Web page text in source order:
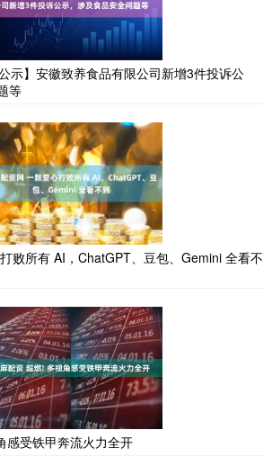
示】安徽致养食品有限公司新增3件投诉公
等
败所有 AI，ChatGPT、豆包、Gemini 全看不
感受铁甲奔流火力全开